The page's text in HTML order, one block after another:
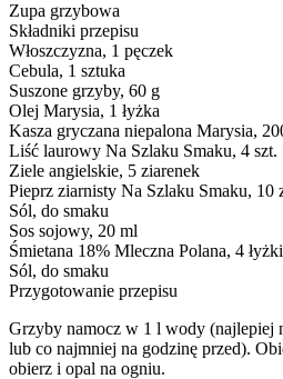
Zupa grzybowa
Składniki przepisu
Włoszczyzna, 1 pęczek
Cebula, 1 sztuka
Suszone grzyby, 60 g
Olej Marysia, 1 łyżka
Kasza gryczana niepalona Marysia,
Liść laurowy Na Szlaku Smaku, 4 szt.
Ziele angielskie, 5 ziarenek
Pieprz ziarnisty Na Szlaku Smaku, 10
Sól, do smaku
Sos sojowy, 20 ml
Śmietana 18% Mleczna Polana, 4 łyżki
Sól, do smaku
Przygotowanie przepisu
Grzyby namocz w 1 l wody (najlepiej
lub co najmniej na godzinę przed).
obierz i opal na ogniu.